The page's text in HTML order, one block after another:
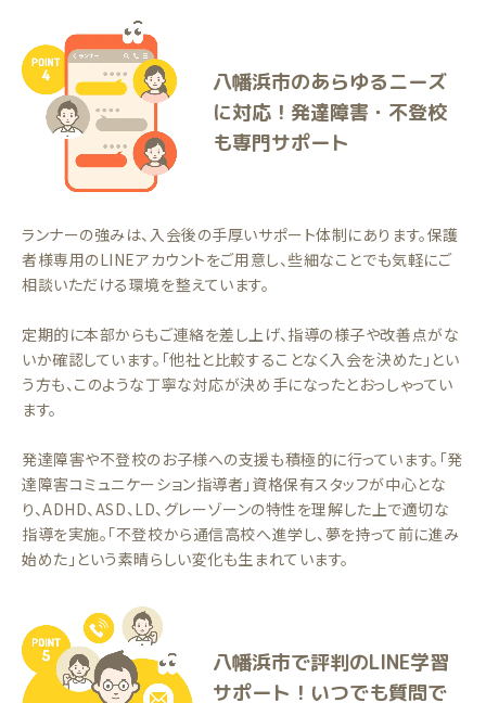
八幡浜市のあらゆるニーズ
に対応！発達障害・不登校
も専門サポート
ランナーの強みは、入会後の手厚いサポート体制にあります。保護
者様専用のLINEアカウントをご用意し、些細なことでも気軽にご
相談いただける環境を整えています。
定期的に本部からもご連絡を差し上げ、指導の様子や改善点がな
いか確認しています。「他社と比較することなく入会を決めた」とい
う方も、このような丁寧な対応が決め手になったとおっしゃってい
ます。
発達障害や不登校のお子様への支援も積極的に行っています。「発
達障害コミュニケーション指導者」資格保有スタッフが中心とな
り、ADHD、ASD、LD、グレーゾーンの特性を理解した上で適切な
指導を実施。「不登校から通信高校へ進学し、夢を持って前に進み
始めた」という素晴らしい変化も生まれています。
八幡浜市で評判のLINE学習
サポート！いつでも質問で